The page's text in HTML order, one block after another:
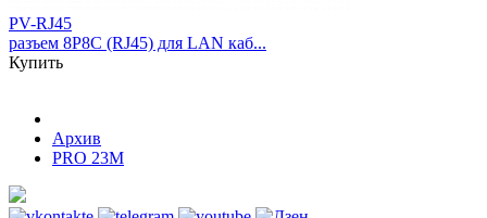
PV-RJ45
разъем 8P8C (RJ45) для LAN каб...
Купить
Архив
PRO 23M